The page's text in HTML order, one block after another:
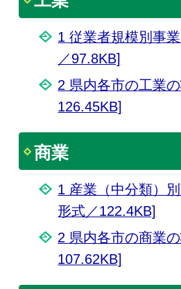
1 従業者規模別事
／97.8KB]
2 県内各市の工業
126.45KB]
商業
1 産業（中分類）
形式／122.4KB]
2 県内各市の商業
107.62KB]